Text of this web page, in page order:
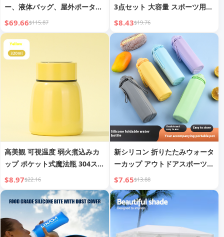
ー、液体バッグ、屋外ポータブ
ル折りたたみ式農業用水貯蔵バ
ッグ、下水収集バッグ、耐旱火
用水バッグ
$69.66$115.87
3点セット 大容量 スポーツ用コ
ールドケトル アウトドア ポー
タブル スペースカップ ウォー
ターボトル
$8.43$19.76
高美観 可視温度 弱火煮込みカ
ップ ポケット式魔法瓶 304ステ
ンレス製煮込みポット 小型スマ
ート煮込み缶
$8.97$22.16
新シリコン 折りたたみウォータ
ーカップ アウトドアスポーツ
ウォーターボトル ポータブルカ
ップ 落下防止 旅行 マウスウォ
ッシュカップ 卸売
$7.65$13.88